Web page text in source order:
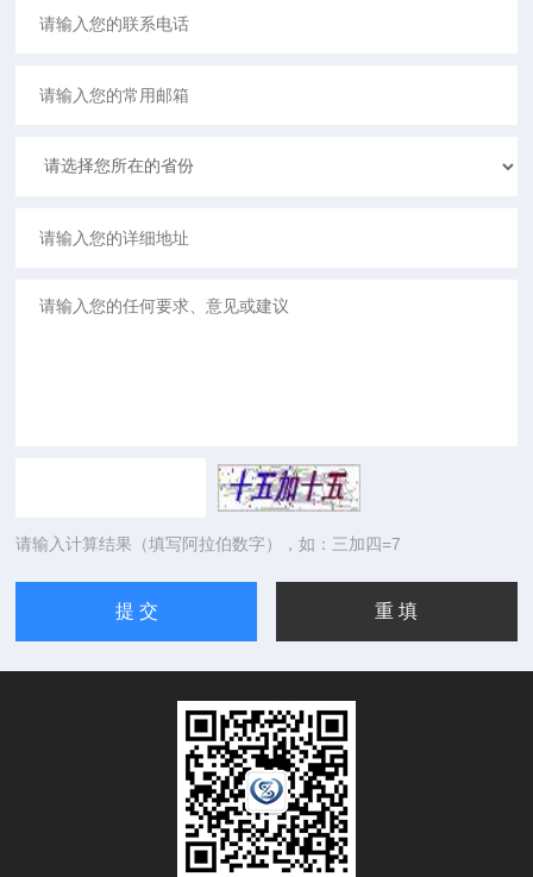
请输入计算结果（填写阿拉伯数字），如：三加四=7